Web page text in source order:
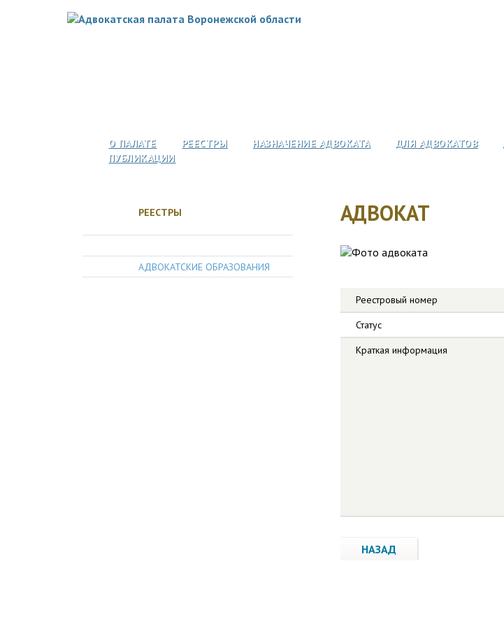
О ПАЛАТЕ РЕЕСТРЫ НАЗНАЧЕНИЕ АДВОКАТА ДЛЯ АДВОКАТОВ
ПУБЛИКАЦИИ
РЕЕСТРЫ
АДВОКАТСКИЕ ОБРАЗОВАНИЯ
АДВОКАТ
Реестровый номер
Статус
Краткая информация
НАЗАД